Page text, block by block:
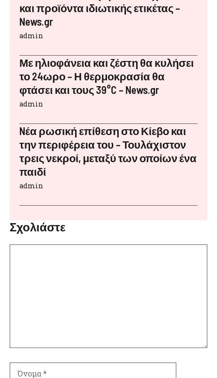
και προϊόντα ιδιωτικής ετικέτας –
News.gr
admin
Με ηλιοφάνεια και ζέστη θα κυλήσει
το 24ωρο – Η θερμοκρασία θα
φτάσει και τους 39°C – News.gr
admin
Nέα ρωσική επίθεση στο Κίεβο και
την περιφέρεια του – Τουλάχιστον
τρεις νεκροί, μεταξύ των οποίων ένα
παιδί
admin
Σχολιάστε